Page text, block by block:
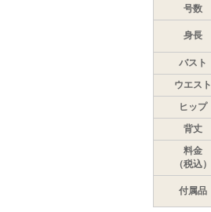
号数
身長
バスト
ウエスト
ヒップ
背丈
料金
（税込）
付属品